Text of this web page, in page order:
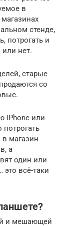
в
стенде,
потрогать и
или нет.
старые
со
iPhone или
потрогать
в магазин
а
один или
всё-таки
и мешающей